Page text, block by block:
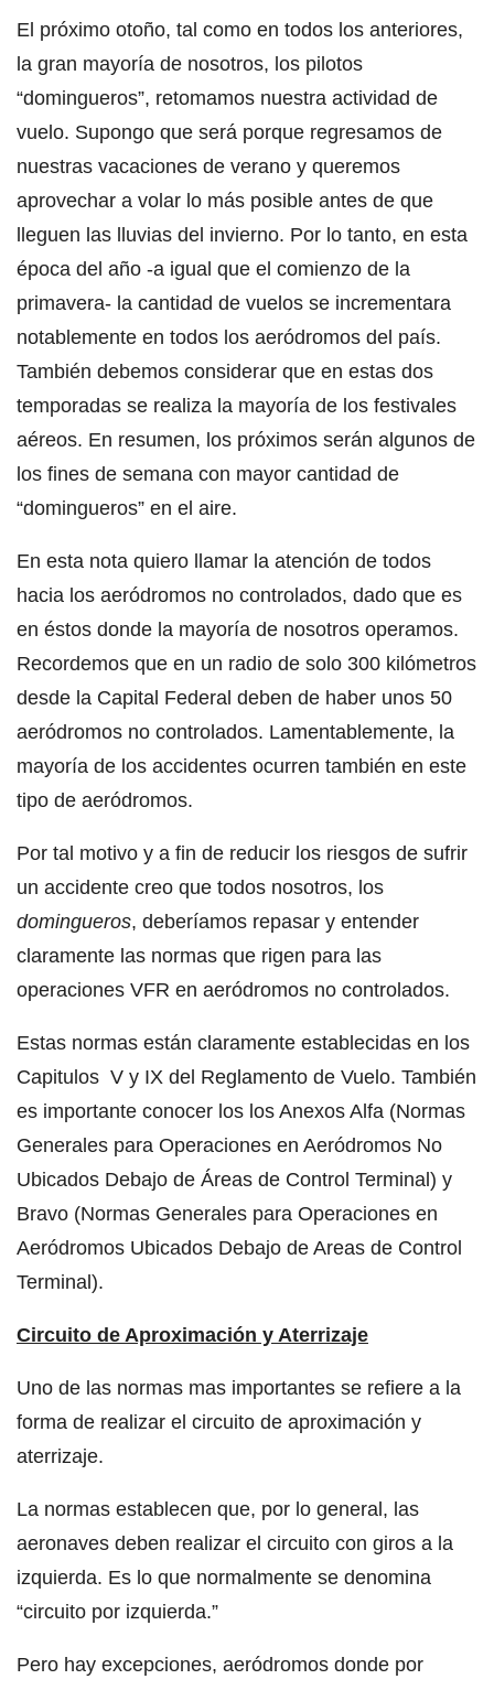
El próximo otoño, tal como en todos los anteriores,
la gran mayoría de nosotros, los pilotos
“domingueros”, retomamos nuestra actividad de
vuelo. Supongo que será porque regresamos de
nuestras vacaciones de verano y queremos
aprovechar a volar lo más posible antes de que
lleguen las lluvias del invierno. Por lo tanto, en esta
época del año -a igual que el comienzo de la
primavera- la cantidad de vuelos se incrementara
notablemente en todos los aeródromos del país.
También debemos considerar que en estas dos
temporadas se realiza la mayoría de los festivales
aéreos. En resumen, los próximos serán algunos de
los fines de semana con mayor cantidad de
“domingueros” en el aire.
En esta nota quiero llamar la atención de todos
hacia los aeródromos no controlados, dado que es
en éstos donde la mayoría de nosotros operamos.
Recordemos que en un radio de solo 300 kilómetros
desde la Capital Federal deben de haber unos 50
aeródromos no controlados. Lamentablemente, la
mayoría de los accidentes ocurren también en este
tipo de aeródromos.
Por tal motivo y a fin de reducir los riesgos de sufrir
un accidente creo que todos nosotros, los
domingueros, deberíamos repasar y entender
claramente las normas que rigen para las
operaciones VFR en aeródromos no controlados.
Estas normas están claramente establecidas en los
Capitulos V y IX del Reglamento de Vuelo. También
es importante conocer los los Anexos Alfa (Normas
Generales para Operaciones en Aeródromos No
Ubicados Debajo de Áreas de Control Terminal) y
Bravo (Normas Generales para Operaciones en
Aeródromos Ubicados Debajo de Areas de Control
Terminal).
Circuito de Aproximación y Aterrizaje
Uno de las normas mas importantes se refiere a la
forma de realizar el circuito de aproximación y
aterrizaje.
La normas establecen que, por lo general, las
aeronaves deben realizar el circuito con giros a la
izquierda. Es lo que normalmente se denomina
“circuito por izquierda.”
Pero hay excepciones, aeródromos donde por